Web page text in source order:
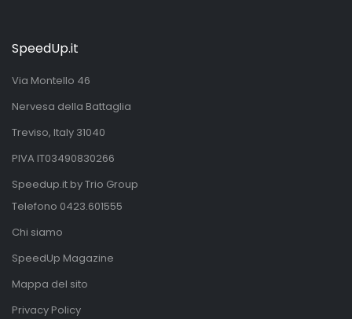
SpeedUp.it
Via Montello 46
Nervesa della Battaglia
Treviso, Italy 31040
PIVA IT03490830266
Speedup.it by Trio Group
Telefono 0423.601555
Chi siamo
SpeedUp Magazine
Mappa del sito
Privacy Policy